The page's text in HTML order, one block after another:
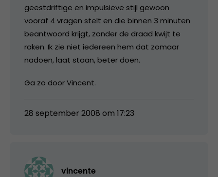
geestdriftige en impulsieve stijl gewoon
vooraf 4 vragen stelt en die binnen 3 minuten
beantwoord krijgt, zonder de draad kwijt te
raken. Ik zie niet iedereen hem dat zomaar
nadoen, laat staan, beter doen.
Ga zo door Vincent.
28 september 2008 om 17:23
vincente